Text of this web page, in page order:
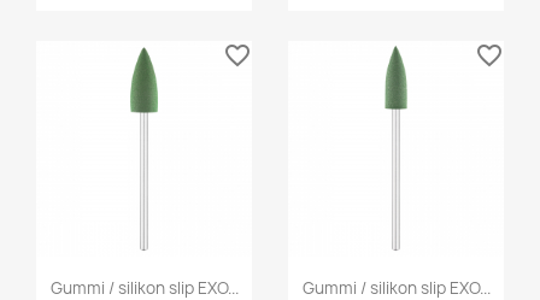
Gummi / silikon slip EXO...
favorite_border
Gummi / silikon slip EXO...
favorite_border